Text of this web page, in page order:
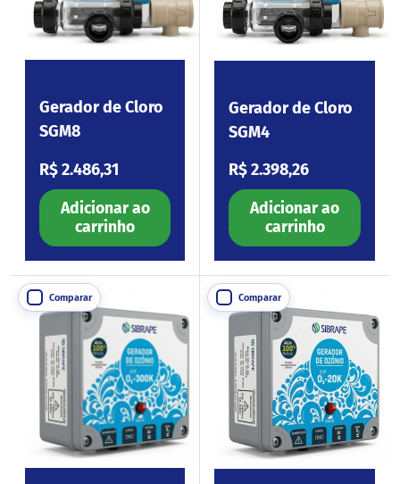
Gerador de Cloro
SGM8
Preço normal
R$ 2.486,31
Adicionar ao
carrinho
Gerador de Cloro
SGM4
Preço normal
R$ 2.398,26
Adicionar ao
carrinho
Comparar Comparar